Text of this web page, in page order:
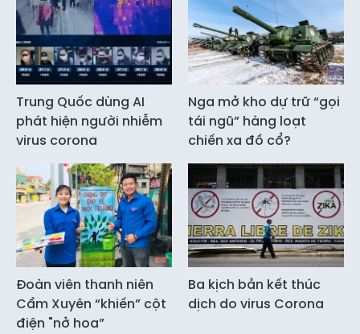
Trung Quốc dùng AI
phát hiện người nhiễm
virus corona
Nga mở kho dự trữ “gọi
tái ngũ” hàng loạt
chiến xa đồ cổ?
Đoàn viên thanh niên
Cẩm Xuyên “khiến” cột
điện "nở hoa”
Ba kịch bản kết thúc
dịch do virus Corona